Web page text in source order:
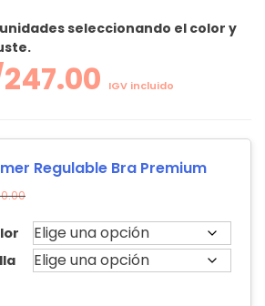
seleccionando el color y
330.00.
247.00 El
actual
S/247.00.
IGV incluido
Regulable Bra Premium